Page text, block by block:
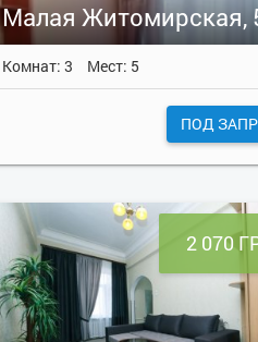
Малая Житомирская,
Комнат: 3 Мест: 5
ПОД
2 070